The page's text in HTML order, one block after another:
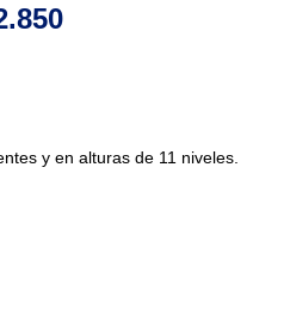
y en alturas de 11 niveles.